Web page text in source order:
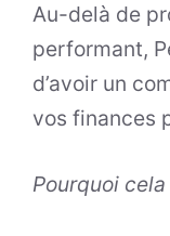
Au-delà de
performant,
d’avoir un
vos finances
Pourquoi